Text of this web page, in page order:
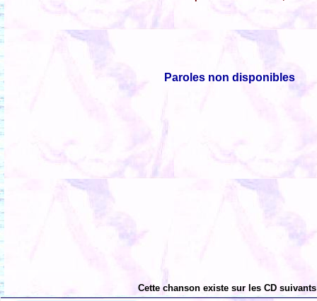
Paroles non disponibles
Cette chanson existe sur les CD